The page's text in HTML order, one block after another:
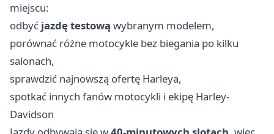
miejscu:
odbyć jazdę testową wybranym modelem,
porównać różne motocykle bez biegania po kilku
salonach,
sprawdzić najnowszą ofertę Harleya,
spotkać innych fanów motocykli i ekipę Harley-
Davidson